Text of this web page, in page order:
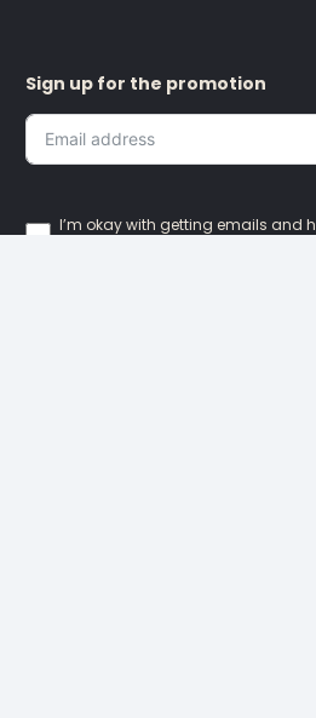
Sign up for the promotion
I’m okay with getting emails and